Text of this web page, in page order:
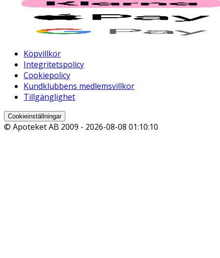
Köpvillkor
Integritetspolicy
Cookiepolicy
Kundklubbens medlemsvillkor
Tillgänglighet
Cookieinställningar
© Apoteket AB 2009 - 2026-08-08 01:10:10